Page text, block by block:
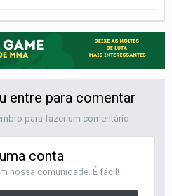
entre para comentar
para fazer um comentário
conta
nossa comunidade. É fácil!